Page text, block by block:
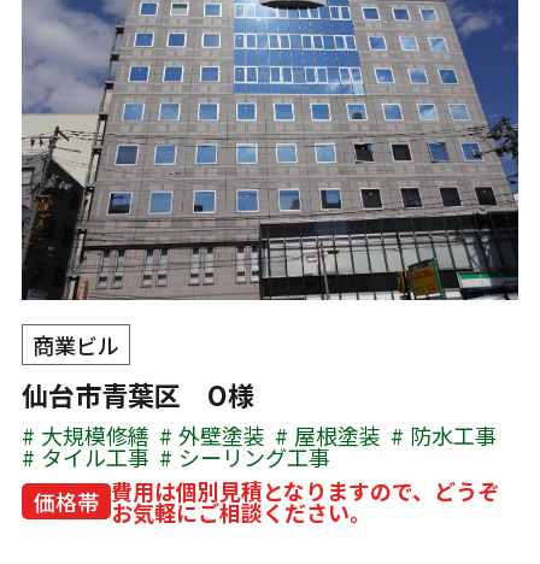
商業ビル
仙台市青葉区 O様
大規模修繕 外壁塗装 屋根塗装 防水工事
タイル工事
シーリング工事
価格帯 費用は個別見積となりますので、どうぞ
お気軽にご相談ください。